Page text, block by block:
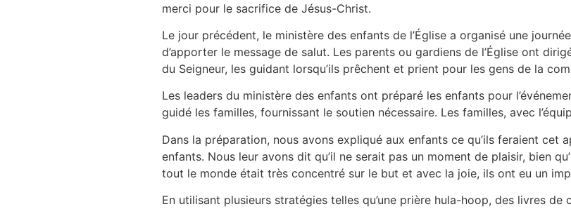
merci pour le sacrifice de Jésus-Christ.
Le jour précédent, le ministère des enfants de l’Église a organisé une
d’apporter le message de salut. Les parents ou gardiens de l’Église ont
du Seigneur, les guidant lorsqu’ils prêchent et prient pour les gens de la
Les leaders du ministère des enfants ont préparé les enfants pour
guidé les familles, fournissant le soutien nécessaire. Les familles, avec
Dans la préparation, nous avons expliqué aux enfants ce qu’ils feraient
enfants. Nous leur avons dit qu’il ne serait pas un moment de plaisir, bien
tout le monde était très concentré sur le but et avec la joie, ils ont eu un
En utilisant plusieurs stratégies telles qu’une prière hula-hoop, des livres